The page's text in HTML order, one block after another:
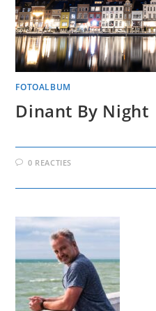
FOTOALBUM
Dinant By Night
0 REACTIES